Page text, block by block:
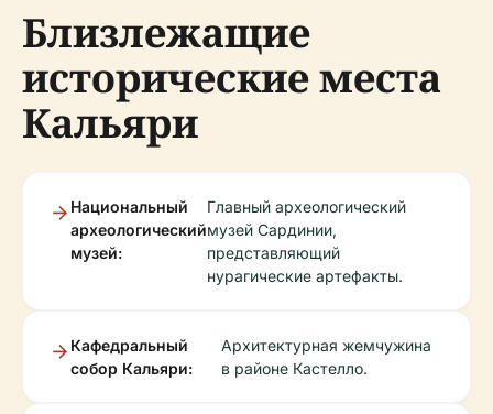
Близлежащие
исторические места
Кальяри
Национальный
археологический
музей:
Главный археологический
музей Сардинии,
представляющий
нурагические артефакты.
Кафедральный
собор Кальяри:
Архитектурная жемчужина
в районе Кастелло.